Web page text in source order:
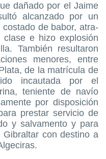
dañado por el Jaime
alcanzado por un
de babor, atra-
e hizo explosión
También resultaron
menores, entre
de la matrícula de
incautada por el
teniente de navío
por disposición
prestar servicio de
y salvamento y para
con destino a